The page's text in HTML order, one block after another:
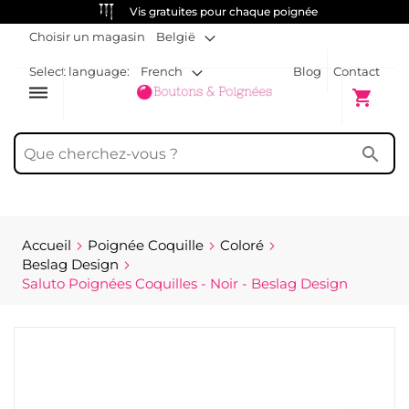
Vis gratuites pour chaque poignée
Blog Contact
Choisir un magasin België
Select language: French
dehaze shopping_cart
Mon
search
Accueil Poignée Coquille
Coloré
Beslag Design
Saluto Poignées Coquilles - Noir - Beslag Design